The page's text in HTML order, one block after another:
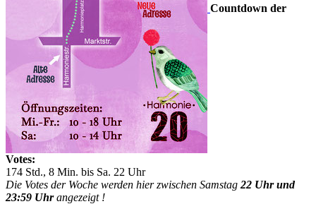
Countdown der
Votes:
174 Std., 8 Min. bis Sa. 22 Uhr
Die Votes der Woche werden hier zwischen Samstag 22 Uhr und
23:59 Uhrangezeigt !